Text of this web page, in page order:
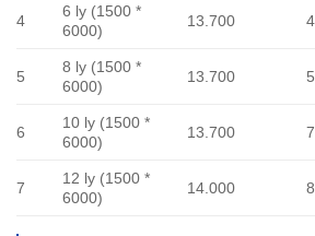
4
6 ly (1500 *
6000)
13.700
5
8 ly (1500 *
6000)
13.700
6
10 ly (1500 *
6000)
13.700
7
12 ly (1500 *
6000)
14.000